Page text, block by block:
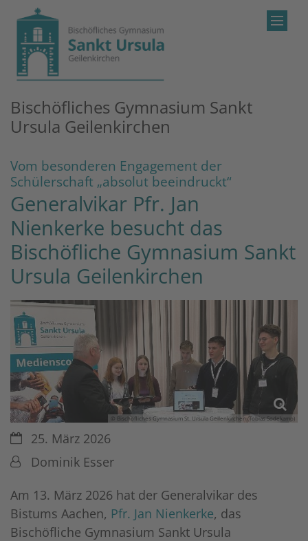
Zum Inhalt springen
Bischöfliches Gymnasium Sankt
Ursula Geilenkirchen
Vom besonderen Engagement der
Schülerschaft „absolut beeindruckt“
Generalvikar Pfr. Jan
Nienkerke besucht das
Bischöfliche Gymnasium Sankt
Ursula Geilenkirchen
© Bischöfliches Gymnasium St. Ursula Geilenkirchen (Tobias Sodekamp)
Datum:25. März 2026
Von:Dominik Esser
Am 13. März 2026 hat der Generalvikar des
Bistums Aachen, Pfr. Jan Nienkerke, das
Bischöfliche Gymnasium Sankt Ursula